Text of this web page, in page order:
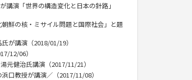
演「世界の構造変化と日本の針路」
鮮の核・ミサイル問題と国際社会」と題
が講演（2018/01/19）
12/06）
健治氏講演（2017/11/21）
口教授が講演／（2017/11/08）